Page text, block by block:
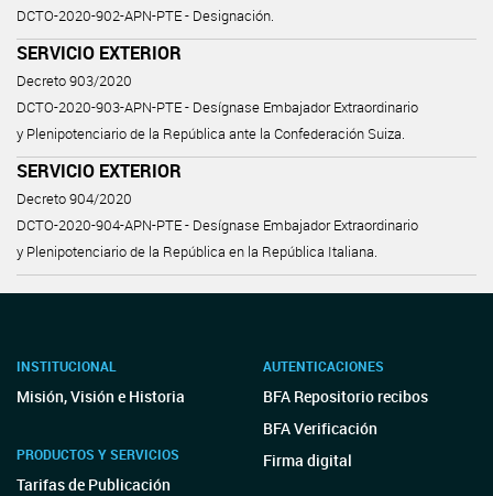
DCTO-2020-902-APN-PTE - Designación.
SERVICIO EXTERIOR
Decreto 903/2020
DCTO-2020-903-APN-PTE - Desígnase Embajador Extraordinario
y Plenipotenciario de la República ante la Confederación Suiza.
SERVICIO EXTERIOR
Decreto 904/2020
DCTO-2020-904-APN-PTE - Desígnase Embajador Extraordinario
y Plenipotenciario de la República en la República Italiana.
INSTITUCIONAL
Misión, Visión e Historia
PRODUCTOS Y SERVICIOS
Tarifas de Publicación
AUTENTICACIONES
BFA Repositorio recibos
BFA Verificación
Firma digital